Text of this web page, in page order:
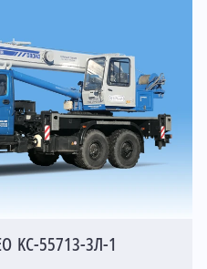
KC-55713-3Л-1